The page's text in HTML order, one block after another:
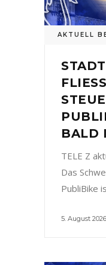
AKTUELL
BALD
TELE Z
Das
PubliBike
5. August 2026